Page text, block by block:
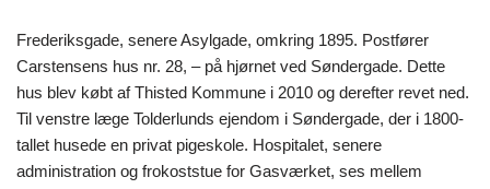
Frederiksgade, senere Asylgade, omkring 1895. Postfører
Carstensens hus nr. 28, – på hjørnet ved Søndergade. Dette
hus blev købt af Thisted Kommune i 2010 og derefter revet ned.
Til venstre læge Tolderlunds ejendom i Søndergade, der i 1800-
tallet husede en privat pigeskole. Hospitalet, senere
administration og frokoststue for Gasværket, ses mellem